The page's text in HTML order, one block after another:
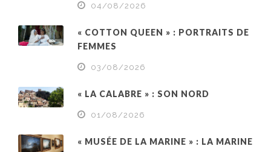
04/08/2026
« COTTON QUEEN » : PORTRAITS DE
FEMMES
03/08/2026
« LA CALABRE » : SON NORD
01/08/2026
« MUSÉE DE LA MARINE » : LA MARINE